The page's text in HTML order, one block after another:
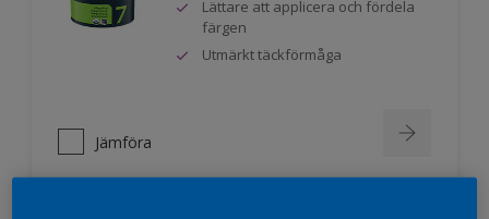
Lättare att applicera och fördela
färgen
Utmärkt täckförmåga
Jämföra